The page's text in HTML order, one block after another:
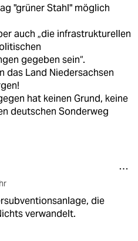
"grüner Stahl" möglich
auch „die infrastrukturellen
gegeben sein“.
das Land Niedersachsen
hat keinen Grund, keine
deutschen Sonderweg
die
verwandelt.